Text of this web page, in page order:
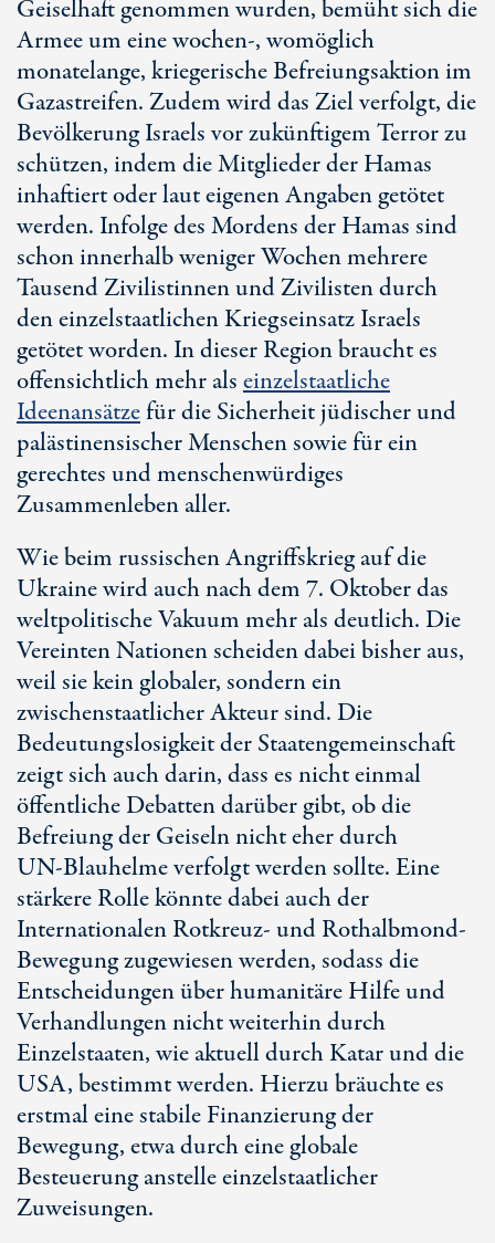
Geiselhaft genommen wurden, bemüht sich die
Armee um eine wochen-, womöglich
monatelange, kriegerische Befreiungsaktion im
Gazastreifen. Zudem wird das Ziel verfolgt, die
Bevölkerung Israels vor zukünftigem Terror zu
schützen, indem die Mitglieder der Hamas
inhaftiert oder laut eigenen Angaben getötet
werden. Infolge des Mordens der Hamas sind
schon innerhalb weniger Wochen mehrere
Tausend Zivilistinnen und Zivilisten durch
den einzelstaatlichen Kriegseinsatz Israels
getötet worden. In dieser Region braucht es
offensichtlich mehr alseinzelstaatliche
Ideenansätzefür die Sicherheit jüdischer und
palästinensischer Menschen sowie für ein
gerechtes und menschenwürdiges
Zusammenleben aller.
Wie beim russischen Angriffskrieg auf die
Ukraine wird auch nach dem7. Oktoberdas
weltpolitische Vakuum mehr als deutlich. Die
Vereinten Nationen scheiden dabei bisher aus,
weil sie kein globaler, sondern ein
zwischenstaatlicher Akteur sind. Die
Bedeutungslosigkeit der Staatengemeinschaft
zeigt sich auch darin, dass es nicht einmal
öffentliche Debatten darüber gibt, ob die
Befreiung der Geiseln nicht eher durch
UN-Blauhelmeverfolgt werden sollte. Eine
stärkere Rolle könnte dabei auch der
Internationalen Rotkreuz- und Rothalbmond-
Bewegung zugewiesen werden, sodass die
Entscheidungen über humanitäre Hilfe und
Verhandlungen nicht weiterhin durch
Einzelstaaten, wie aktuell durch Katar und die
USA, bestimmt werden. Hierzu bräuchte es
erstmal eine stabile Finanzierung der
Bewegung, etwa durch eine globale
Besteuerung anstelle einzelstaatlicher
Zuweisungen.